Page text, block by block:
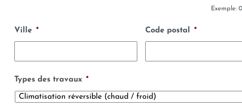
Exemple:
Ville * Code postal *
Types des travaux *